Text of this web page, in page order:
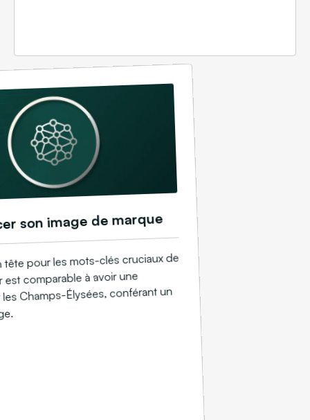
son image de marque
tête pour les mots-clés cruciaux de
comparable à avoir une
Champs-Élysées, conférant un